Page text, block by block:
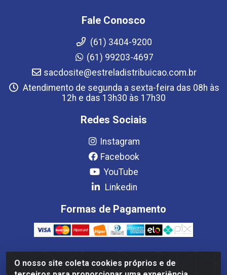
O nosso site coleta cookies próprios e de
Fale Conosco
(61) 3404-9200
(61) 99203-4697
sacdosite@estreladistribuicao.com.br
Atendimento de segunda a sexta-feira das 08h às
12h e das 13h30 às 17h30
Redes Sociais
Instagram
Facebook
YouTube
Linkedin
Formas de Pagamento
Estrela Distribuição LTDA - CNPJ 08.691.096/0001-93 - Setor